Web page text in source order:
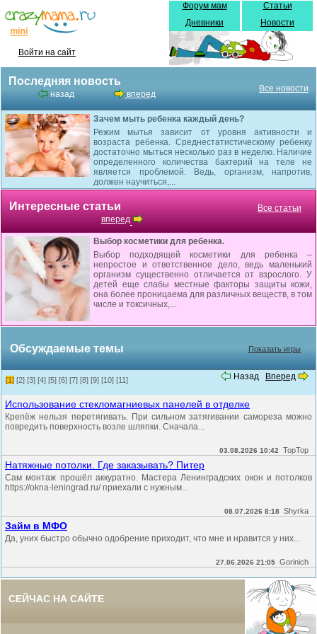
Войти на сайт
Форум мам
Дневники
Статьи
Новости
Последняя новость
назад вперед
Все новости
Зачем мыть ребенка каждый день?
Режим мытья зависит от уровня активности и
возраста ребенка. Среднестатистическому ребенку
достаточно мыться несколько раз в неделю. Наличие
определенного количества бактерий на теле не
является проблемой. Ведь, организм, напротив,
должен научиться,...
Интересные статьи
вперед
Все статьи
Выбор косметики для ребенка.
Выбор подходящей косметики для ребенка –
непростое и ответственное дело, ведь маленький
организм существенно отличается от взрослого. У
детей еще слабы местные факторы защиты кожи,
она более проницаема для различных веществ, в том
числе и токсичных,...
Обсуждаемые темы Показать игры
Назад Вперед
[1] [2] [3] [4] [5] [6] [7] [8] [9] [10] [11]
Использование стекломагниевых панелей в отделке
Крепёж нельзя перетягивать. При сильном затягивании самореза можно
повредить поверхность возле шляпки. Сначала...
03.08.2026 10:42 TopTop
Натяжные потолки. Где заказывать? Питер
Сам монтаж прошёл аккуратно. Мастера Ленинградских окон и потолков
https://okna-leningrad.ru/ приехали с нужным...
08.07.2026 8:18 Shyrka
Займ в МФО
Да, уних быстро обычно одобрение приходит, что мне и нравится у них...
27.06.2026 21:05 Gorinich
СЕЙЧАС НА САЙТЕ